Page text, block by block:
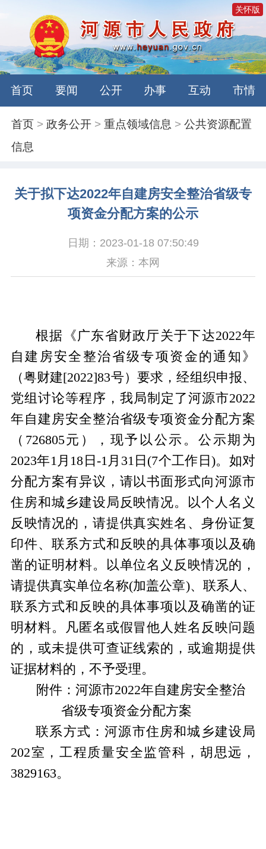
关怀版
首页 要闻 公开 办事 互动 市情
首页 >政务公开 >重点领域信息 >公共资源配置
信息
关于拟下达2022年自建房安全整治省级专
项资金分配方案的公示
日期：2023-01-18 07:50:49
来源：本网
根据 《广东省财政厅关于下达2022年
自建房安全整治省级专项资金的通知》
（粤财建[2022]83号） 要求，经组织申报、
党组讨论等程序，我局制定了河源市2022
年自建房安全整治省级专项资金分配方案
（ 726805元 ），现予以公示。 公示期为
2023年1月18日 -1 月31日 (7个工作日)。 如对
分配方案有异议，请以书面形式向河源市
住房和城乡建设局反映情况。以个人名义
反映情况的，请提供真实姓名、身份证复
印件、联系方式和反映的具体事项以及确
凿的证明材料。以单位名义反映情况的，
请提供真实单位名称(加盖公章)、联系人、
联系方式和反映的具体事项以及确凿的证
明材料。凡匿名或假冒他人姓名反映问题
的，或未提供可查证线索的，或逾期提供
证据材料的，不予受理。
附件：河源市2022年自建房安全整治
省级专项资金分配方案
联系方式：河源市住房和城乡建设局
202室，工程质量安全监管科，胡思远，
3829163。